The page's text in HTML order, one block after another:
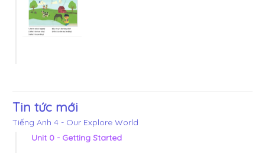
Tin tức mới
Tiếng Anh 4 - Our Explore World
Unit 0 - Getting Started